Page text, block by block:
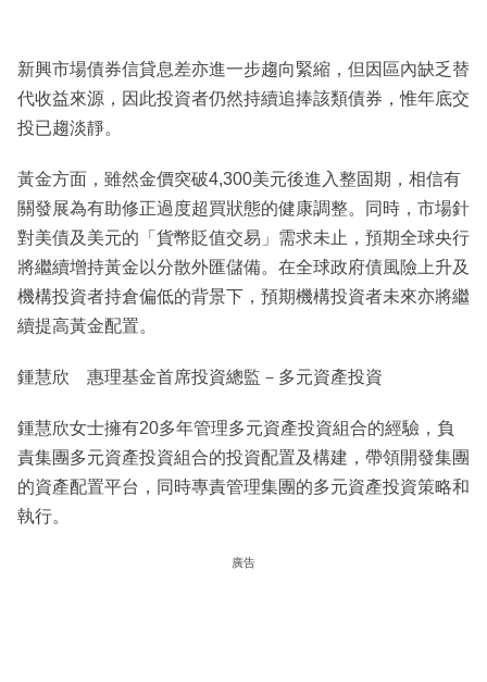
新興市場債券信貸息差亦進一步趨向緊縮，但因區內缺乏替
代收益來源，因此投資者仍然持續追捧該類債券，惟年底交
投已趨淡靜。
黃金方面，雖然金價突破4,300美元後進入整固期，相信有
關發展為有助修正過度超買狀態的健康調整。同時，市場針
對美債及美元的「貨幣貶值交易」需求未止，預期全球央行
將繼續增持黃金以分散外匯儲備。在全球政府債風險上升及
機構投資者持倉偏低的背景下，預期機構投資者未來亦將繼
續提高黃金配置。
鍾慧欣 惠理基金首席投資總監－多元資產投資
鍾慧欣女士擁有20多年管理多元資產投資組合的經驗，負
責集團多元資產投資組合的投資配置及構建，帶領開發集團
的資產配置平台，同時專責管理集團的多元資產投資策略和
執行。
廣告